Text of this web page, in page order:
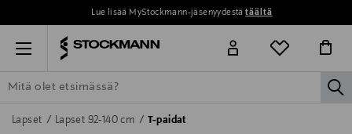
Lue lisää MyStockmann-jäsenyydestätäältä
Menu
ETSI KAIKKI NAISET MIEHET
Lapset Lapset 92-140 cm T-paidat